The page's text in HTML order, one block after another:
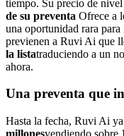
tiempo. Su precio de nivel
de su preventa Ofrece a
una oportunidad rara
previenen a Ruvi Ai que
la listatraduciendo a un
ahora.
Una preventa que
Hasta la fecha, Ruvi Ai
millonesvendiendo sobre